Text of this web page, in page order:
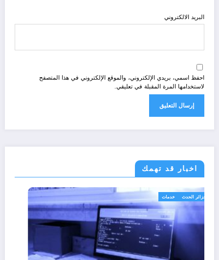
البريد الالكتروني
احفظ اسمي، بريدي الإلكتروني، والموقع الإلكتروني في هذا المتصفح
لاستخدامها المرة المقبلة في تعليقي.
اخبار قد تهمك
الجزائر الحدث